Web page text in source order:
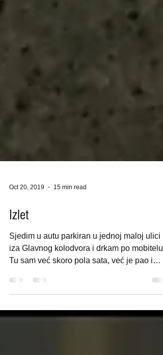
Oct 20, 2019 15 min read
Izlet
Sjedim u autu parkiran u jednoj maloj ulici
iza Glavnog kolodvora i drkam po mobitelu.
mrak....